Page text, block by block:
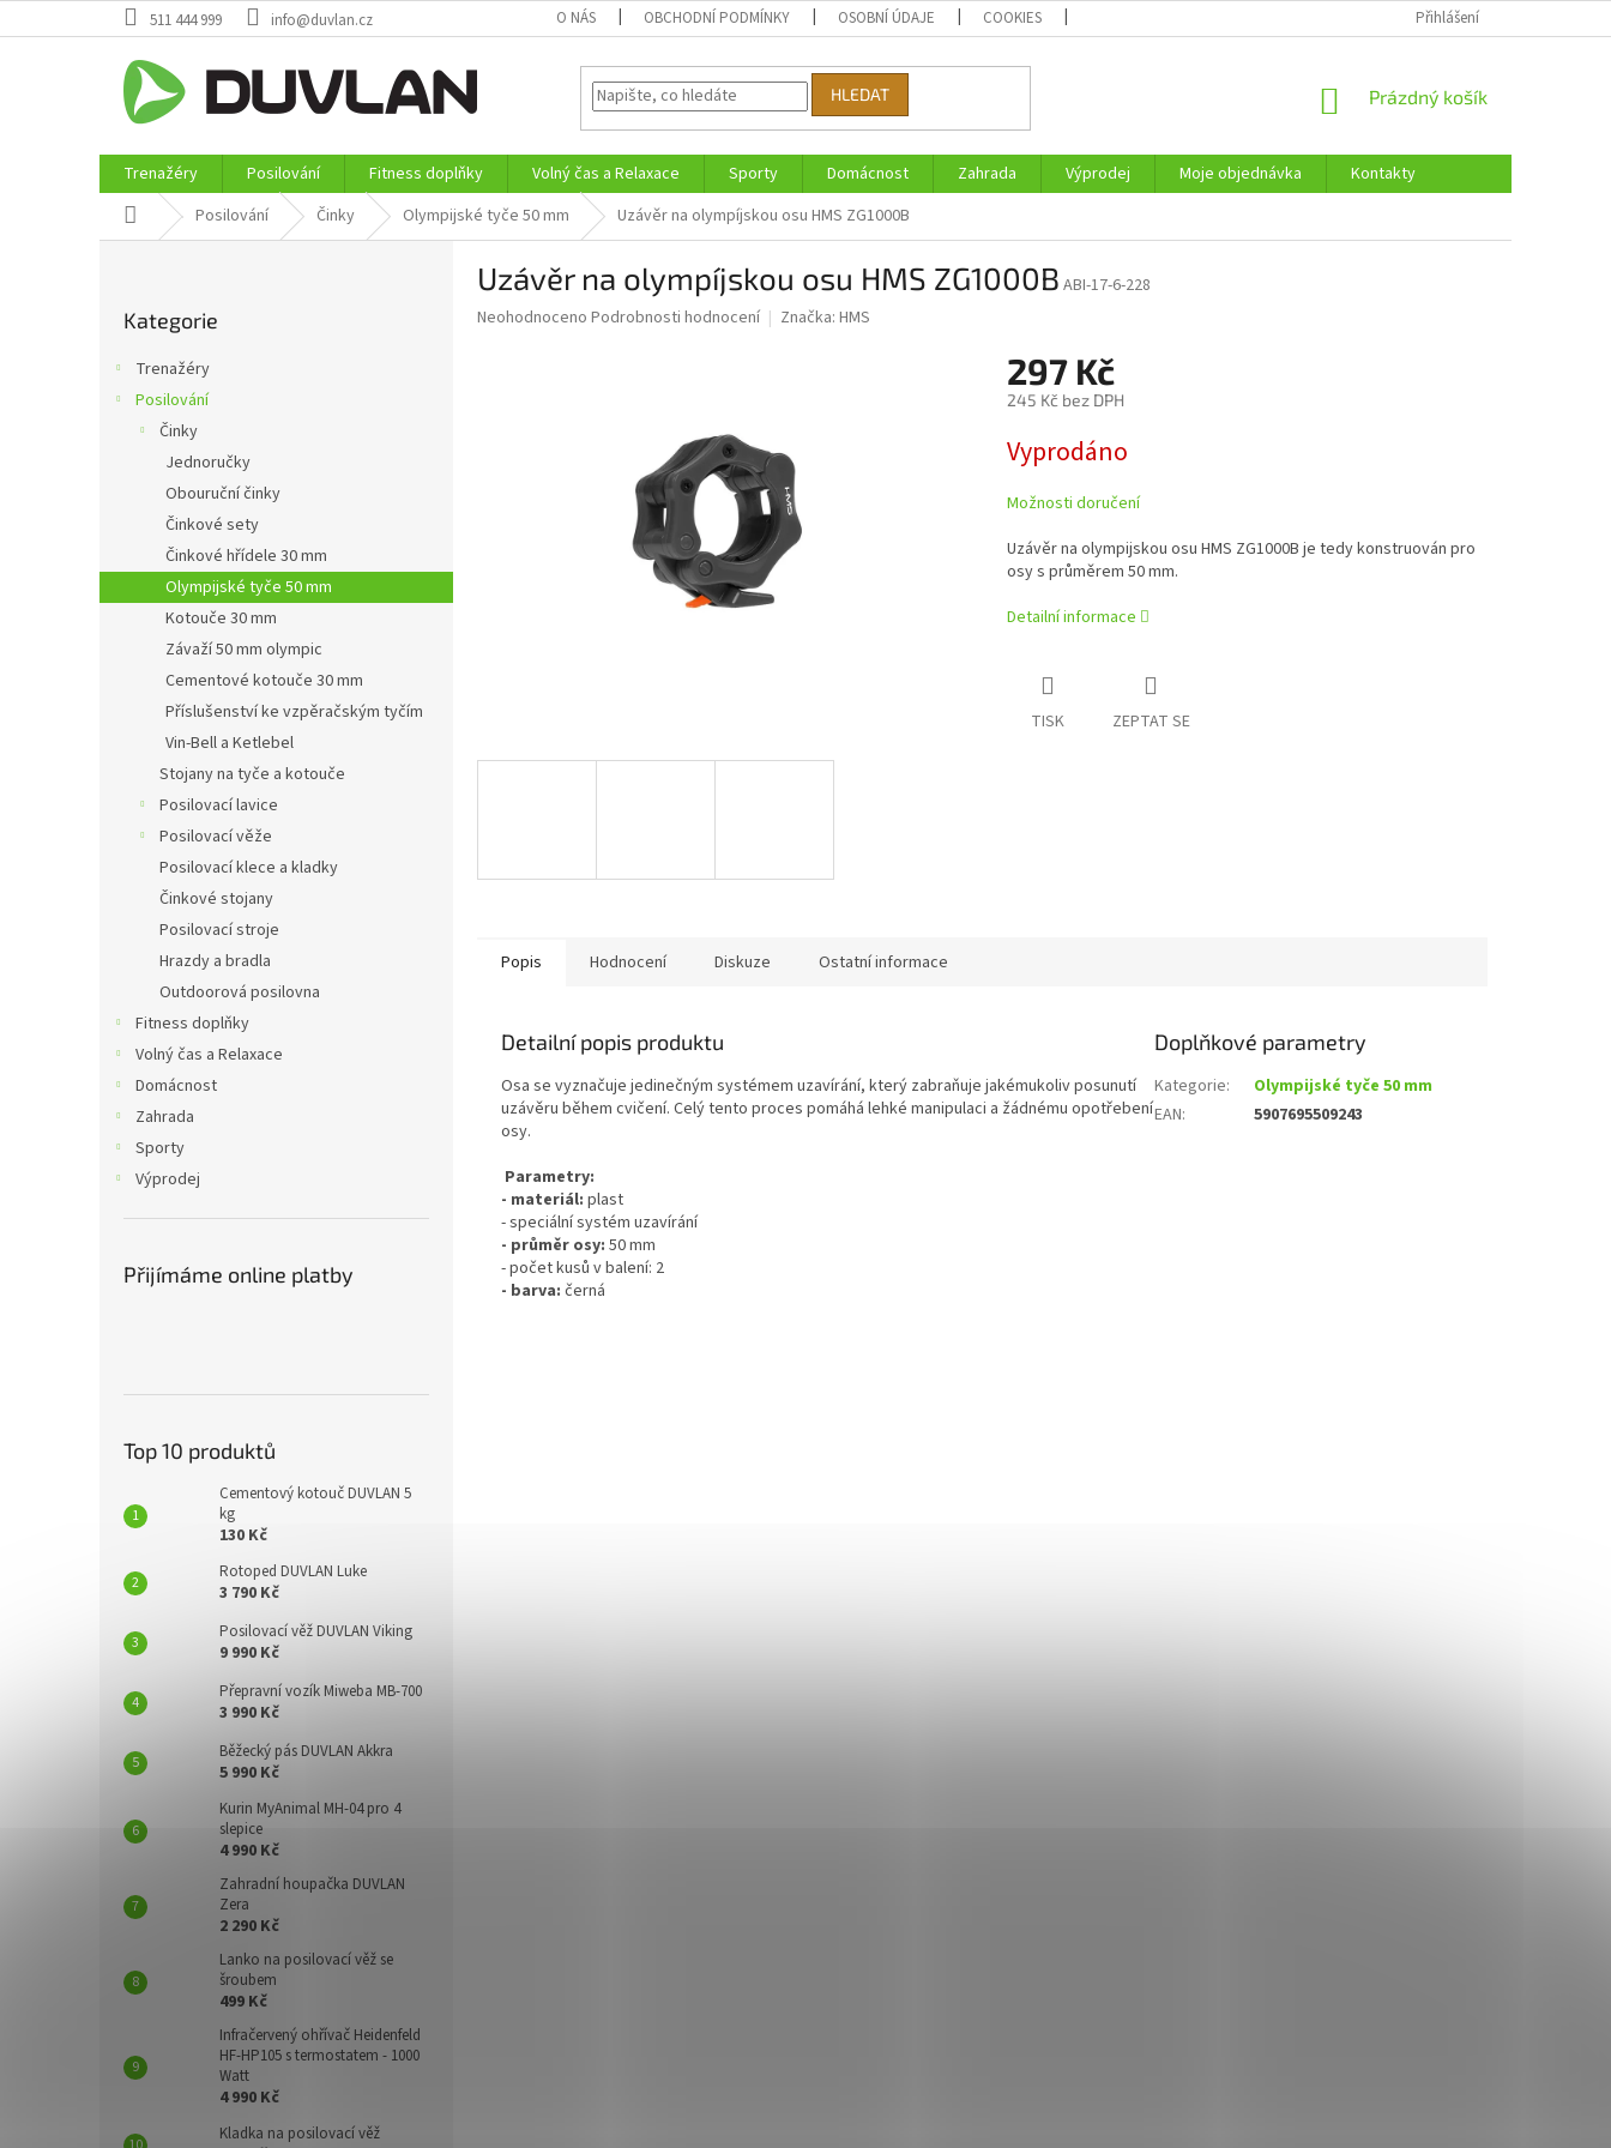
na
511 444 999 info@duvlan.cz O NÁS OBCHODNÍ PODMÍNKY OSOBNÍ ÚDAJE COOKIES Přihlášení
HLEDAT
NÁKUPNÍ
Prázdný košík
Trenažéry Posilování Fitness doplňky Volný čas a Relaxace Sporty Domácnost Zahrada Výprodej Moje objednávka
Kontakty
Domů Posilování Činky Olympijské tyče 50 mm Uzávěr na olympíjskou osu HMS ZG1000B
e
l
kategorie
Kategorie
Trenažéry
Posilování
Činky
Jednoručky
Obouruční činky
Činkové sety
Činkové hřídele 30 mm
Olympijské tyče 50 mm
Kotouče 30 mm
Závaží 50 mm olympic
Cementové kotouče 30 mm
Příslušenství ke vzpěračským tyčím
Vin-Bell a Ketlebel
Stojany na tyče a kotouče
Posilovací lavice
Posilovací věže
Posilovací klece a kladky
Činkové stojany
Posilovací stroje
Hrazdy a bradla
Outdoorová posilovna
Fitness doplňky
Volný čas a Relaxace
Domácnost
Zahrada
Sporty
Výprodej
Přijímáme online platby
Top 10 produktů
Cementový kotouč DUVLAN 5
kg
130 Kč
Rotoped DUVLAN Luke
3 790 Kč
Posilovací věž DUVLAN Viking
9 990 Kč
Přepravní vozík Miweba MB-700
3 990 Kč
Běžecký pás DUVLAN Akkra
5 990 Kč
Kurin MyAnimal MH-04 pro 4
slepice
4 990 Kč
Zahradní houpačka DUVLAN
Zera
2 290 Kč
Lanko na posilovací věž se
šroubem
499 Kč
Infračervený ohřívač Heidenfeld
HF-HP105 s termostatem - 1000
Watt
4 990 Kč
Kladka na posilovací věž
Uzávěr na olympíjskou osu HMS ZG1000B ABI-17-6-228
Průměrné
Neohodnoceno Podrobnosti hodnocení Značka: HMS
297 Kč
245 Kč bez DPH
cena:
Vyprodáno
Možnosti doručení
Uzávěr na olympijskou osu HMS ZG1000B je tedy konstruován pro
osy s průměrem 50 mm.
Detailní informace
TISK ZEPTAT SE
Popis Hodnocení Diskuze Ostatní informace
Detailní popis produktu
Osa se vyznačuje jedinečným systémem uzavírání, který zabraňuje jakémukoliv posunutí
uzávěru během cvičení. Celý tento proces pomáhá lehké manipulaci a žádnému opotřebení
osy.
Parametry:
- materiál: plast
- speciální systém uzavírání
- průměr osy: 50 mm
- počet kusů v balení: 2
- barva: černá
Doplňkové parametry
Kategorie:
Olympijské tyče 50 mm
EAN: 5907695509243